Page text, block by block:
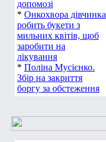
допомозі
* Онкохвора дівчинка
робить букети з
мильних квітів, щоб
заробити на
лікування
* Поліна Мусієнко.
Збір на закриття
боргу за обстеження